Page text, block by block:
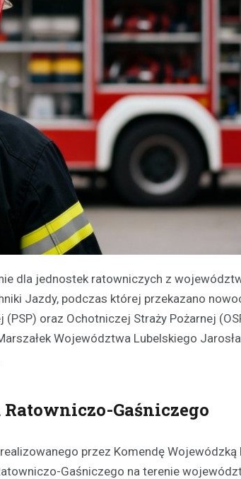
dla jednostek ratowniczych z
Jazdy, podczas której przekazano
oraz Ochotniczej Straży Pożarnej
Województwa Lubelskiego
Gaśniczego
przez Komendę Wojewódzką
Gaśniczego na terenie